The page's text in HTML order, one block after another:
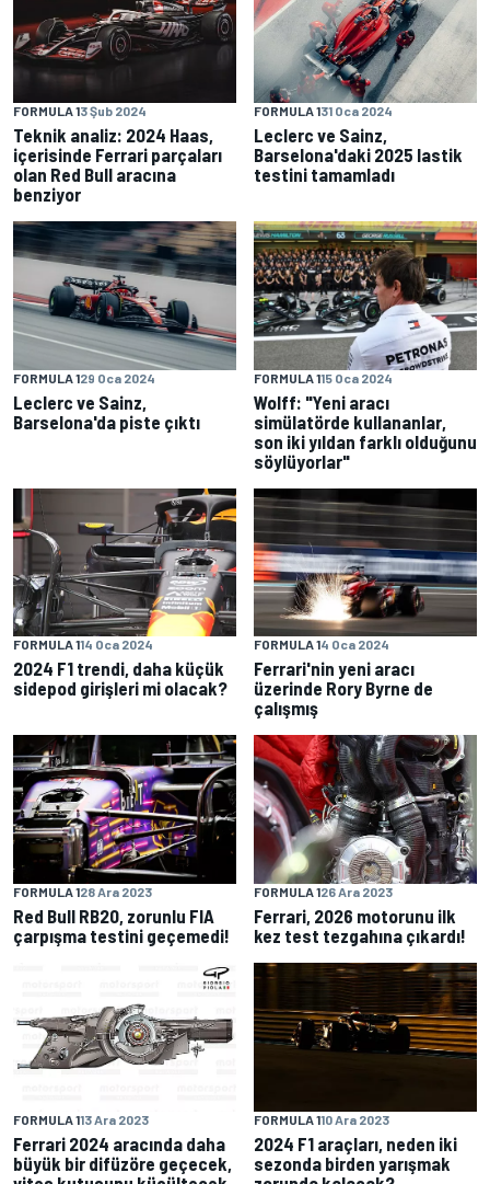
FORMULA 13 Şub 2024
Teknik analiz: 2024 Haas,
içerisinde Ferrari parçaları
olan Red Bull aracına
benziyor
FORMULA 131 Oca 2024
Leclerc ve Sainz,
Barselona'daki 2025 lastik
testini tamamladı
FORMULA 129 Oca 2024
Leclerc ve Sainz,
Barselona'da piste çıktı
FORMULA 115 Oca 2024
Wolff: "Yeni aracı
simülatörde kullananlar,
son iki yıldan farklı olduğunu
söylüyorlar"
FORMULA 114 Oca 2024
2024 F1 trendi, daha küçük
sidepod girişleri mi olacak?
FORMULA 14 Oca 2024
Ferrari'nin yeni aracı
üzerinde Rory Byrne de
çalışmış
FORMULA 128 Ara 2023
Red Bull RB20, zorunlu FIA
çarpışma testini geçemedi!
FORMULA 126 Ara 2023
Ferrari, 2026 motorunu ilk
kez test tezgahına çıkardı!
FORMULA 113 Ara 2023
Ferrari 2024 aracında daha
büyük bir difüzöre geçecek,
FORMULA 110 Ara 2023
2024 F1 araçları, neden iki
sezonda birden yarışmak